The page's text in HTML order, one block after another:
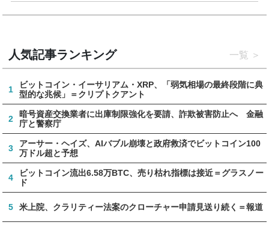
人気記事ランキング 一覧
1
ビットコイン・イーサリアム・XRP、「弱気相場の最終段階に典
型的な兆候」＝クリプトクアント
2
暗号資産交換業者に出庫制限強化を要請、詐欺被害防止へ 金融
庁と警察庁
3
アーサー・ヘイズ、AIバブル崩壊と政府救済でビットコイン100
万ドル超と予想
4
ビットコイン流出6.58万BTC、売り枯れ指標は接近＝グラスノー
ド
5 米上院、クラリティー法案のクローチャー申請見送り続く＝報道